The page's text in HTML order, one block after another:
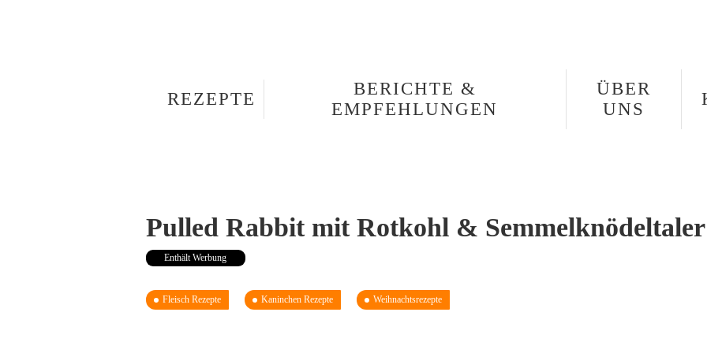
REZEPTE
BERICHTE &
EMPFEHLUNGEN
ÜBER
UNS
Pulled Rabbit mit Rotkohl & Semmelknödeltaler
Enthält Werbung
Fleisch Rezepte Kaninchen Rezepte Weihnachtsrezepte